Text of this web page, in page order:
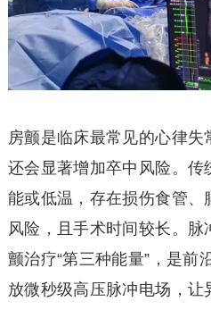
房颤是临床最常见的心律失
还会显著增加卒中风险。传
能或低温，存在损伤食管、
风险，且手术时间较长。
颤治疗“第三种能量”，是前
放微秒级高压脉冲电场，